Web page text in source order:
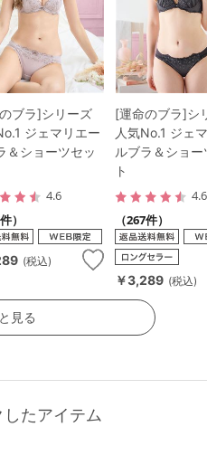
ブラ]シリーズ
ジェマリエー
＆ショーツセッ
4.6
）
(税込)
[運命のブラ]シ
人気No.1 ジェ
ルブラ＆ショ
ト
4.6
（267件）
￥3,289 (税込)
見る
たアイテム